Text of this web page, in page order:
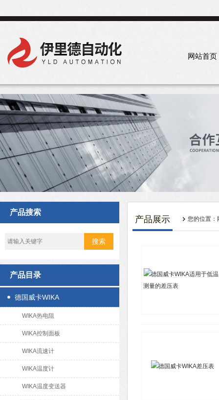
网站首页
产品搜索
产品目录
德国威卡WIKA
WIKA热电阻
WIKA控制面板
WIKA流速计
WIKA温度计
WIKA温度变送器
产品展示 您的位置：